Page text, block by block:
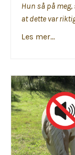
Hun så på
at dette var
Les mer...